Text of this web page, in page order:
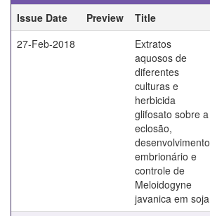
Issue Date
Preview Title
27-Feb-2018
Extratos
aquosos de
diferentes
culturas e
herbicida
glifosato sobre a
eclosão,
desenvolvimento
embrionário e
controle de
Meloidogyne
javanica em soja